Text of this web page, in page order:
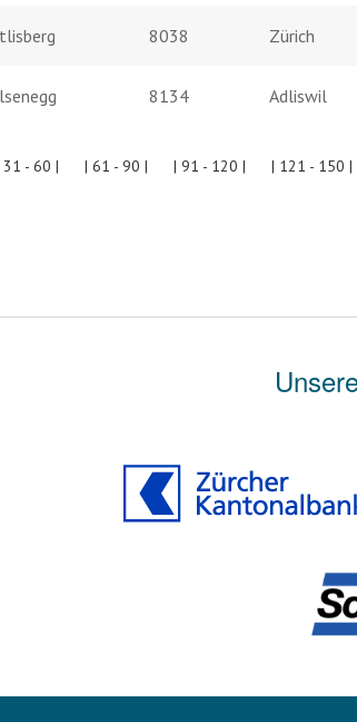
8038 Zürich
8134 Adliswil
31 - 60 | | 61 - 90 | | 91 - 120 | | 121 - 150 |